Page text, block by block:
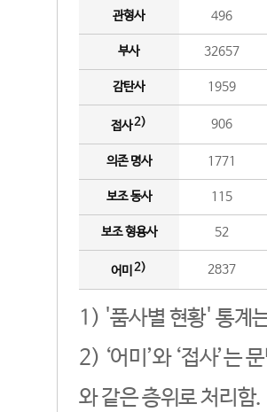
관형사 496
부사 32657
감탄사 1959
접사2) 906
의존 명사 1771
보조 동사 115
보조 형용사 52
어미 2) 2837
1) '품사별 현황' 통계
2) ‘어미’와 ‘접사’는
와 같은 층위로 처리함.